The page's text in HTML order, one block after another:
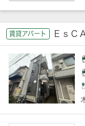
賃貸アパート ＥｓＣ